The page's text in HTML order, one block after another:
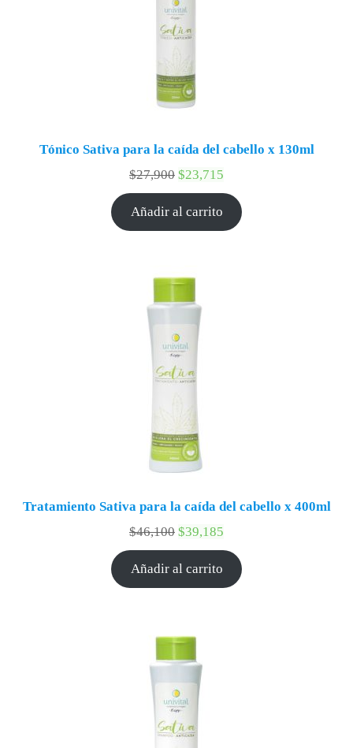
Tónico Sativa para la caída del cabello x 130ml
$27,900 $23,715
Añadir al carrito
Tratamiento Sativa para la caída del cabello x 400ml
$46,100 $39,185
Añadir al carrito